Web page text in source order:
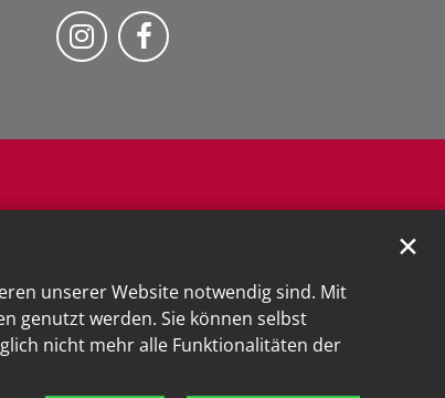
unserer Website notwendig sind. Mit
genutzt werden. Sie können selbst
nicht mehr alle Funktionalitäten der
✕
Folge uns auf Instragram
Fogle uns auf Facebook